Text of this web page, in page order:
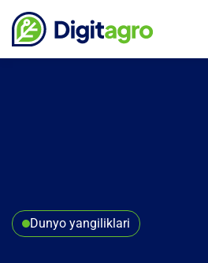
Dunyo yangiliklari